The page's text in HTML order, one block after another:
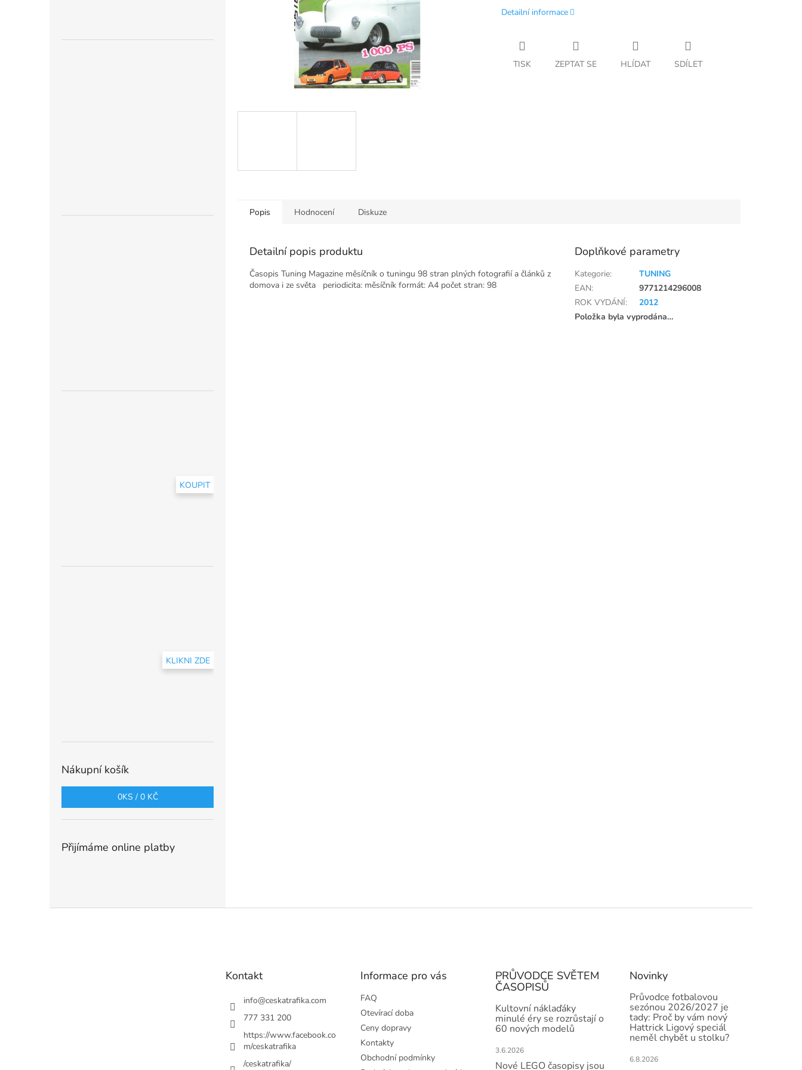
KOUPIT
KLIKNI ZDE
Nákupní košík
0KS / 0 KČ
Přijímáme online platby
Detailní informace
TISK ZEPTAT SE HLÍDAT SDÍLET
Popis Hodnocení Diskuze
Detailní popis produktu
Časopis Tuning Magazine měsíčník o tuningu 98 stran plných fotografií a článků z
domova i ze světa periodicita: měsíčník formát: A4 počet stran: 98
Doplňkové parametry
Kategorie:
TUNING
EAN:
9771214296008
ROK VYDÁNÍ:
2012
Položka byla vyprodána…
Kontakt
info@ceskatrafika.com
777 331 200
https://www.facebook.co
m/ceskatrafika
/ceskatrafika/
Informace pro vás
FAQ
Otevírací doba
Ceny dopravy
Kontakty
Obchodní podmínky
PRŮVODCE SVĚTEM
ČASOPISŮ
Kultovní náklaďáky
minulé éry se rozrůstají o
60 nových modelů
3.6.2026
Nové LEGO časopisy jsou
Novinky
Průvodce fotbalovou
sezónou 2026/2027 je
tady: Proč by vám nový
Hattrick Ligový speciál
neměl chybět u stolku?
6.8.2026